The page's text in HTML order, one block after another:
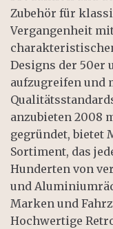
Zubehör für
Vergangenheit
Designs der 50er
aufzugreifen und
anzubieten 2008
gegründet, bietet
Sortiment, das
Hunderten von
und
Marken und
Hochwertige